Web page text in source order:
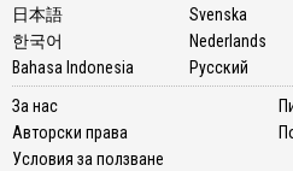
日本語
한국어
Bahasa Indonesia
Svenska
Nederlands
Русский
За нас
Авторски права
Условия за ползване